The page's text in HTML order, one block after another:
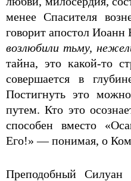
менее Спасителя
говорит апостол Иоанн
возлюбили тьму,
тайна, это какой-то
совершается в
Постигнуть это
путем. Кто это
способен вместо
Его!» — понимая, о Ком
Преподобный Силуан